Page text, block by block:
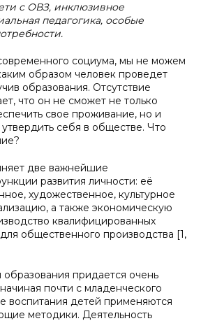
с ОВЗ, инклюзивное
педагогика, особые
социума, мы не можем
образом человек проведет
образования. Отсутствие
что он не сможет не только
свое проживание, но и
утвердить себя в обществе. Что
две важнейшие
развития личности: её
художественное, культурное
а также экономическую
квалифицированных
общественного производства [1,
придается очень
почти с младенческого
воспитания детей применяются
методики. Деятельность